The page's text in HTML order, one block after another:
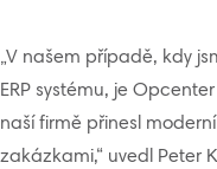
„V našem případě, kdy
ERP systému, je
naší firmě přinesl
zakázkami,“ uvedl Peter